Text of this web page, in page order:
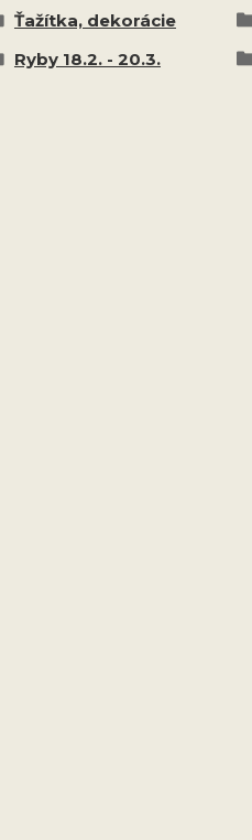
Ťažítka, dekorácie
Ryby 18.2. - 20.3.